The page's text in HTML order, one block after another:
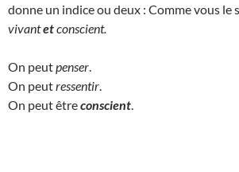
donne un indice ou deux : Comme vous le
vivantetconscient.
On peutpenser
On peutressentir
On peut êtreconscient